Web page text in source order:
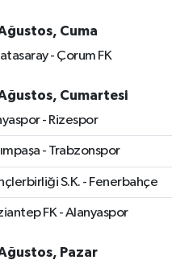
Cuma
- Çorum FK
Cumartesi
- Rizespor
- Trabzonspor
S.K. - Fenerbahçe
FK - Alanyaspor
Pazar